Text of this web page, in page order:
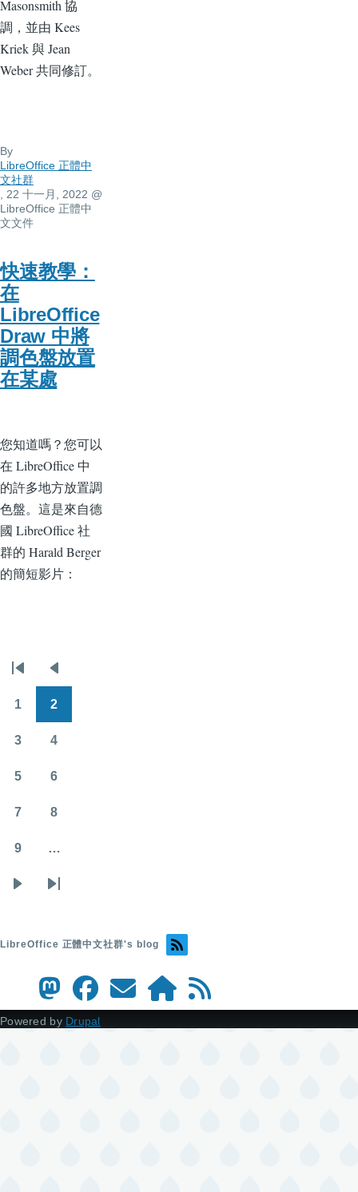
Masonsmith 協
調，並由 Kees
Kriek 與 Jean
Weber 共同修訂。
By
LibreOffice 正體中
文社群
, 22 十一月, 2022 @
LibreOffice 正體中
文文件
快速教學：
在
LibreOffice
Draw 中將
調色盤放置
在某處
您知道嗎？您可以
在 LibreOffice 中
的許多地方放置調
色盤。這是來自德
國 LibreOffice 社
群的 Harald Berger
的簡短影片：
Pagination
page
page
面
1
面
2
面
3
面
4
面
5
面
6
面
7 8
面
9 …
頁
Last
LibreOffice 正體中文社群's blog
Powered by Drupal